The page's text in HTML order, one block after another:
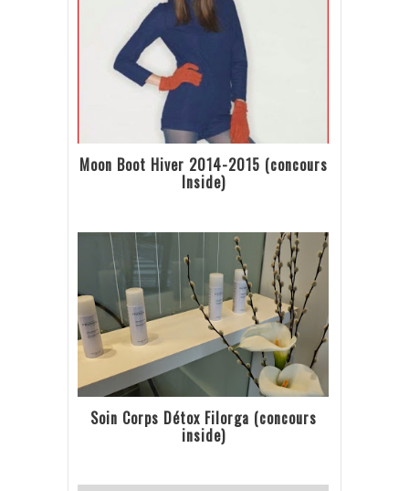
Moon Boot Hiver 2014-2015 (concours
Inside)
Soin Corps Détox Filorga (concours
inside)